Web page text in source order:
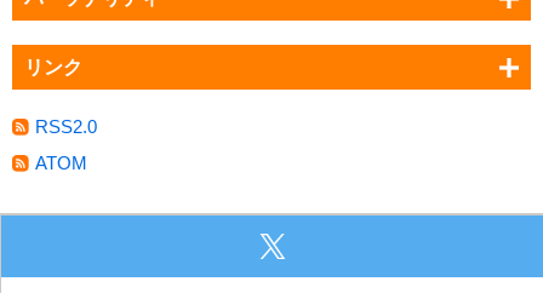
リンク
RSS2.0
ATOM